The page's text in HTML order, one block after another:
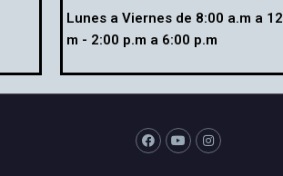
Lunes a Viernes de 8:00 a.m a 12
m - 2:00 p.m a 6:00 p.m
F
a
c
Y
o
u
I
n
s